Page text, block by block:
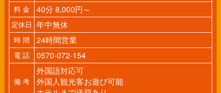
料 金 40分 8,000円～
定休日 年中無休
時 間 24時間営業
電 話 0570-072-154
備 考
外国語対応可
外国人観光客お遊び可能